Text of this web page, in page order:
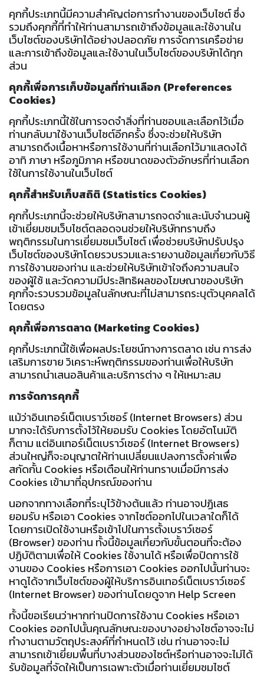
คุกกี้ประเภทนี้มีความสำคัญต่อการทำงานของเว็บไซต์ ซึ่ง
รวมถึงคุกกี้ที่ทำให้ท่านสามารถเข้าถึงข้อมูลและใช้งานใน
เว็บไซต์ของบริษัทได้อย่างปลอดภัย การจัดการเครือข่าย
และการเข้าถึงข้อมูลและใช้งานในเว็บไซต์ของบริษัทได้ทุก
ส่วน
คุกกี้เพื่อการเก็บข้อมูลที่ท่านเลือก (Preferences
Cookies)
คุกกี้ประเภทนี้ใช้ในการจดจำสิ่งที่ท่านชอบและเลือกไว้เมื่อ
ท่านกลับมาใช้งานเว็บไซต์อีกครั้ง ซึ่งจะช่วยให้บริษัท
สามารถดึงเนื้อหาหรือการใช้งานที่ท่านเลือกไว้มาแสดงได้
อาทิ ภาษา หรือภูมิภาค หรือขนาดของตัวอักษรที่ท่านเลือก
ใช้ในการใช้งานในเว็บไซต์
คุกกี้สำหรับเก็บสถิติ (Statistics Cookies)
คุกกี้ประเภทนี้จะช่วยให้บริษัทสามารถจดจำและนับจำนวนผู้
เข้าเยี่ยมชมเว็บไซต์ตลอดจนช่วยให้บริษัททราบถึง
พฤติกรรมในการเยี่ยมชมเว็บไซต์ เพื่อช่วยบริษัทปรับปรุง
เว็บไซต์ของบริษัทโดยรวบรวมและรายงานข้อมูลเกี่ยวกับวิธี
การใช้งานของท่าน และช่วยให้บริษัทเข้าใจถึงความสนใจ
ของผู้ใช้ และวัดความมีประสิทธิผลของโฆษณาของบริษัท
คุกกี้จะรวบรวมข้อมูลในลักษณะที่ไม่สามารถระบุตัวบุคคลได้
โดยตรง
คุกกี้เพื่อการตลาด (Marketing Cookies)
คุกกี้ประเภทนี้ใช้เพื่อผลประโยชน์ทางการตลาด เช่น การส่ง
เสริมการขาย วิเคราะห์พฤติกรรมของท่านเพื่อให้บริษัท
สามารถนำเสนอสินค้าและบริการต่าง ๆ ให้เหมาะสม
การจัดการคุกกี้
แม้ว่าอินเทอร์เน็ตเบราว์เซอร์ (Internet Browsers) ส่วน
มากจะได้รับการตั้งไว้ให้ยอมรับ Cookies โดยอัตโนมัติ
ก็ตาม แต่อินเทอร์เน็ตเบราว์เซอร์ (Internet Browsers)
ส่วนใหญ่ก็จะอนุญาตให้ท่านเปลี่ยนแปลงการตั้งค่าเพื่อ
สกัดกั้น Cookies หรือเตือนให้ท่านทราบเมื่อมีการส่ง
Cookies เข้ามาที่อุปกรณ์ของท่าน
นอกจากทางเลือกที่ระบุไว้ข้างต้นแล้ว ท่านอาจปฏิเสธ
ยอมรับ หรือเอา Cookies จากไซต์ออกไปในเวลาใดก็ได้
โดยการเปิดใช้งานหรือเข้าไปในการตั้งเบราว์เซอร์
(Browser) ของท่าน ทั้งนี้ข้อมูลเกี่ยวกับขั้นตอนที่จะต้อง
ปฏิบัติตามเพื่อให้ Cookies ใช้งานได้ หรือเพื่อปิดการใช้
งานของ Cookies หรือการเอา Cookies ออกไปนั้นท่านจะ
หาดูได้จากเว็บไซต์ของผู้ให้บริการอินเทอร์เน็ตเบราว์เซอร์
(Internet Browser) ของท่านโดยดูจาก Help Screen
ทั้งนี้ขอเรียนว่าหากท่านปิดการใช้งาน Cookies หรือเอา
Cookies ออกไปนั้นคุณลักษณะของบางอย่างไซต์อาจจะไม่
ทำงานตามวัตถุประสงค์ที่กำหนดไว้ เช่น ท่านอาจจะไม่
สามารถเข้าเยี่ยมพื้นที่บางส่วนของไซต์หรือท่านอาจจะไม่ได้
รับข้อมูลที่จัดให้เป็นการเฉพาะตัวเมื่อท่านเยี่ยมชมไซต์